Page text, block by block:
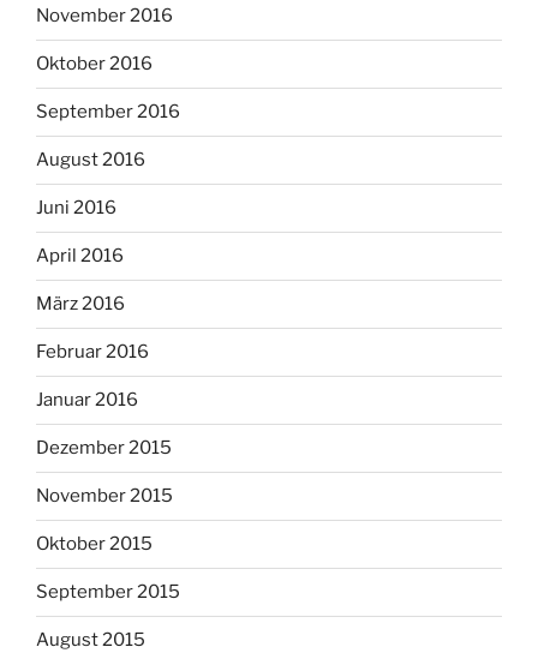
November 2016
Oktober 2016
September 2016
August 2016
Juni 2016
April 2016
März 2016
Februar 2016
Januar 2016
Dezember 2015
November 2015
Oktober 2015
September 2015
August 2015